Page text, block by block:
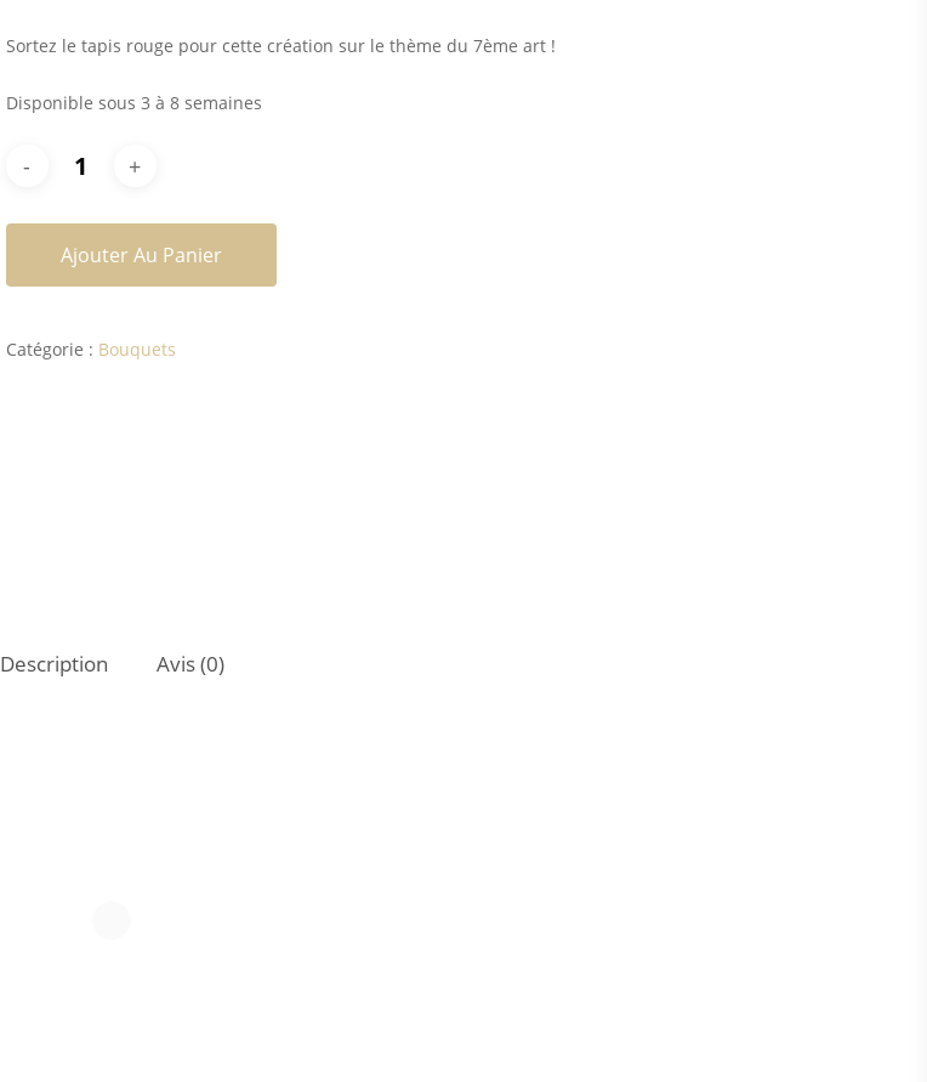
Sortez le tapis rouge pour cette création sur le thème du 7ème art !
Disponible sous 3 à 8 semaines
Ajouter Au Panier
Catégorie : Bouquets
Description Avis (0)